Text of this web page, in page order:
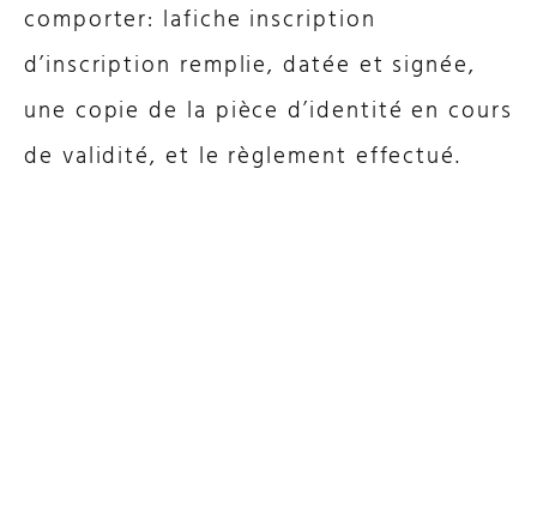
comporter: lafiche inscription
d’inscription remplie, datée et signée,
une copie de la pièce d’identité en cours
de validité, et le règlement effectué.